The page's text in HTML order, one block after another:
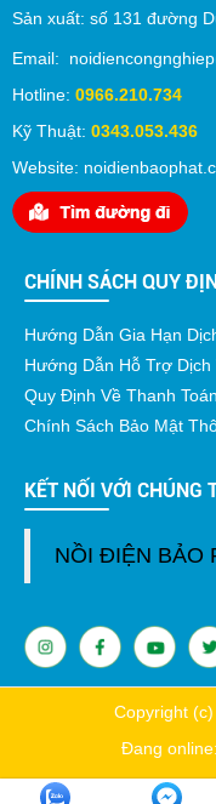
Sản xuất: số 131 đường
Email:
Hotline: 0966.210.734
Kỹ Thuật: 0343.053.436
Website:
CHÍNH SÁCH QUY
Hướng Dẫn Gia Hạn
Hướng Dẫn Hỗ Trợ Dịch
Quy Định Về Thanh Toán
Chính Sách Bảo Mật
KẾT NỐI VỚI CHÚNG
NỒI ĐIỆN BẢO
Copyright
Đang